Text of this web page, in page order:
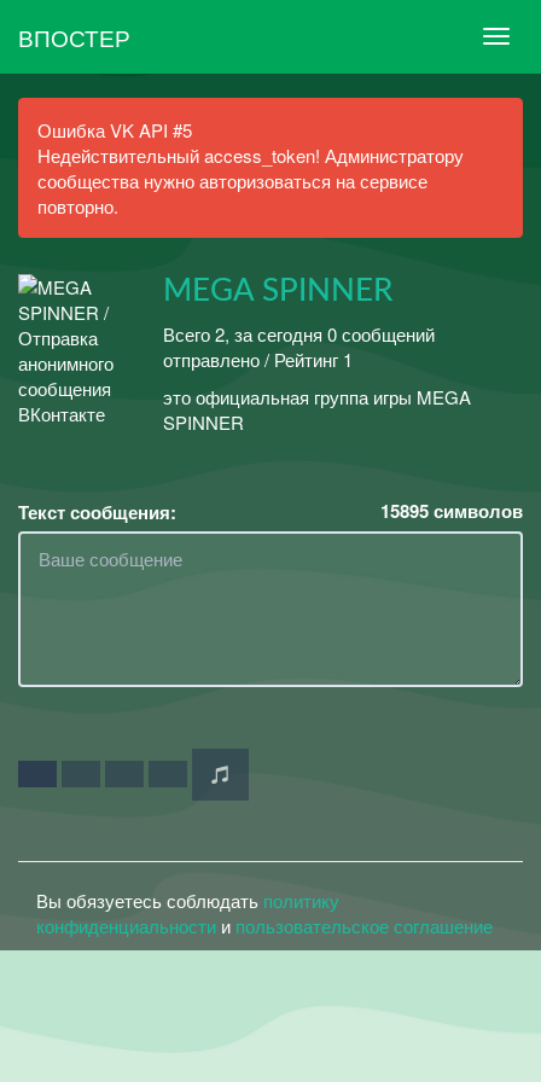
ВПОСТЕР
Ошибка VK API #5
Недействительный access_token! Администратору
сообщества нужно авторизоваться на сервисе
повторно.
MEGA SPINNER
Всего 2, за сегодня 0 сообщений
отправлено / Рейтинг 1
это официальная группа игры MEGA
SPINNER
Текст сообщения: 15895символов
Вы обязуетесь соблюдать политику
конфиденциальности и пользовательское соглашение